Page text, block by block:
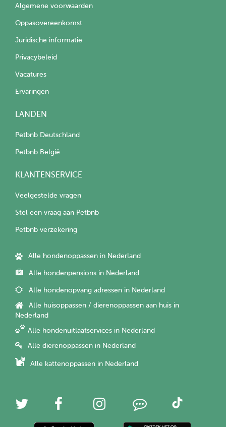
Algemene voorwaarden
Oppasovereenkomst
Juridische informatie
Privacybeleid
Vacatures
Ervaringen
LANDEN
Petbnb Deutschland
Petbnb België
KLANTENSERVICE
Veelgestelde vragen
Stel een vraag aan Petbnb
Petbnb verzekering
Alle hondenoppassen in Nederland
Alle hondenpensions in Nederland
Alle hondenopvang adressen in Nederland
Alle huisoppassen / dierenoppassen aan huis in
Nederland
Alle hondenuitlaatservices in Nederland
Alle dierenoppassen in Nederland
Alle kattenoppassen in Nederland